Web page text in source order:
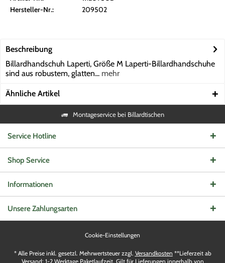
Hersteller-Nr.:
209502
Beschreibung
Billardhandschuh Laperti, Größe M Laperti-Billardhandschuhe
sind aus robustem, glatten... mehr
Ähnliche Artikel
Montageservice bei Billardtischen
Service Hotline
Shop Service
Informationen
Unsere Zahlungsarten
Cookie-Einstellungen
* Alle Preise inkl. gesetzl. Mehrwertsteuer zzgl. Versandkosten **Lieferzeit ab
Versand: 1-2 Werktage Paketlaufzeit. Gilt für Lieferungen innerhalb von